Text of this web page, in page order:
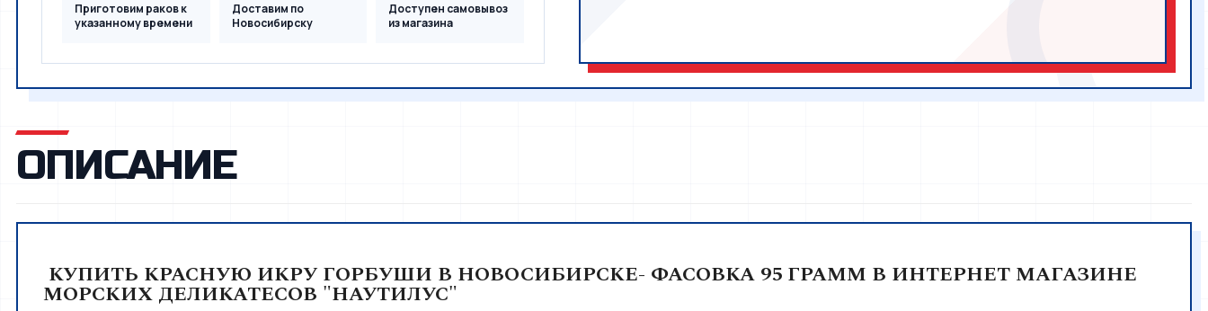
Приготовим раков к
указанному времени
Доставим по
Новосибирску
Доступен самовывоз
из магазина
ОПИСАНИЕ
КУПИТЬ КРАСНУЮ ИКРУ ГОРБУШИ В НОВОСИБИРСКЕ- ФАСОВКА 95 ГРАММ В ИНТЕРНЕТ МАГАЗИНЕ
МОРСКИХ ДЕЛИКАТЕСОВ "НАУТИЛУС"